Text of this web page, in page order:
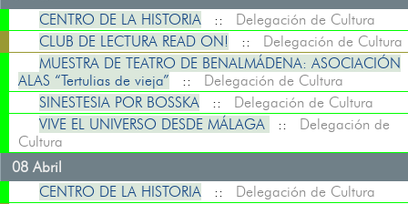
CENTRO DE LA HISTORIA :: Delegación de Cultura
CLUB DE LECTURA READ ON!
:: Delegación de Cultura
MUESTRA DE TEATRO DE BENALMÁDENA: ASOCIACIÓN
ALAS “Tertulias de vieja” :: Delegación de Cultura
SINESTESIA POR BOSSKA :: Delegación de Cultura
VIVE EL UNIVERSO DESDE MÁLAGA
:: Delegación de
Cultura
08 Abril
CENTRO DE LA HISTORIA :: Delegación de Cultura